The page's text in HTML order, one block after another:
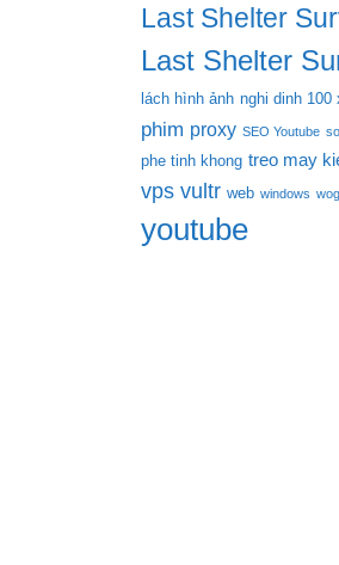
Last Shelter
Last Shelter
lách hình ảnh nghi dinh 100
phim proxy SEO Youtube
phe tinh khong treo may
vps vultr web windows wog
youtube